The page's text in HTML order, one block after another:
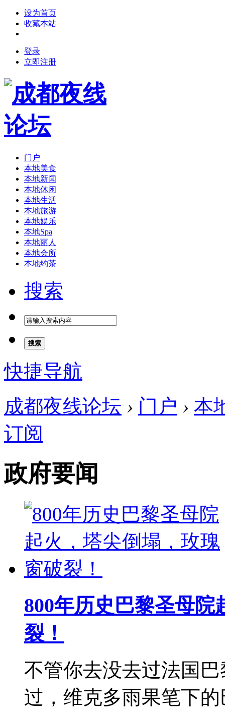
设为首页
收藏本站
登录
立即注册
门户
本地美食
本地新闻
本地休闲
本地生活
本地旅游
本地娱乐
本地Spa
本地丽人
本地会所
本地约茶
搜索
搜索
快捷导航
成都夜线论坛 › 门户 › 本
订阅
政府要闻
800年历史巴黎圣母
裂！
不管你去没去过法国
过，维克多雨果笔下